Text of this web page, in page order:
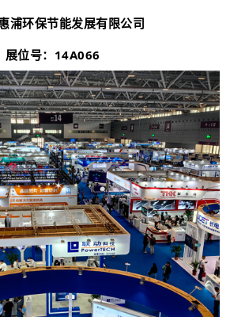
浦环保节能发展有限公司
展位号：14A066